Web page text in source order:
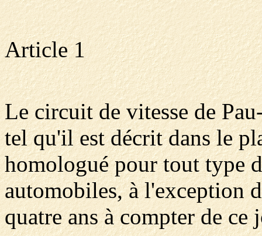
Article 1
Le circuit de vitesse de
tel qu'il est décrit dans le
homologué pour tout type
automobiles, à l'exception
quatre ans à compter de ce